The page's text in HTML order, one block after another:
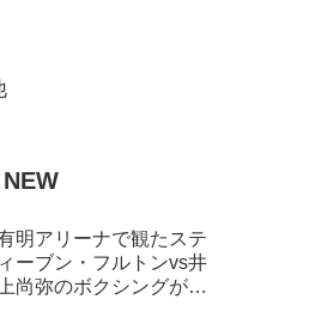
NEW
明アリーナで観たステ
ィーブン・フルトンvs井
上尚弥のボクシングが最